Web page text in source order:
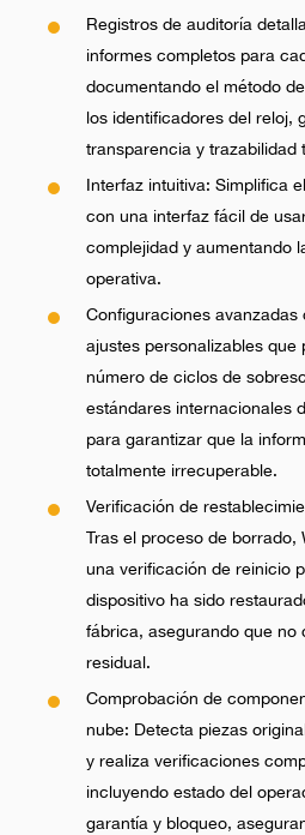
Registros de auditoría
informes completos para
documentando el método
los identificadores del reloj,
transparencia y trazabilidad
Interfaz intuitiva: Simplifica
con una interfaz fácil de
complejidad y aumentando
operativa.
Configuraciones
ajustes personalizables que
número de ciclos de
estándares internacionales
para garantizar que la
totalmente irrecuperable.
Verificación de
Tras el proceso de borrado,
una verificación de reinicio
dispositivo ha sido
fábrica, asegurando que no
residual.
Comprobación de
nube: Detecta piezas
y realiza verificaciones
incluyendo estado del
garantía y bloqueo,